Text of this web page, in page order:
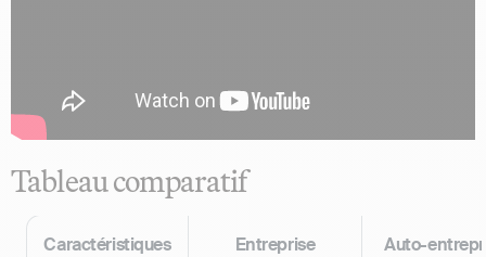
Tableau comparatif
Caractéristiques
Entreprise
Auto-